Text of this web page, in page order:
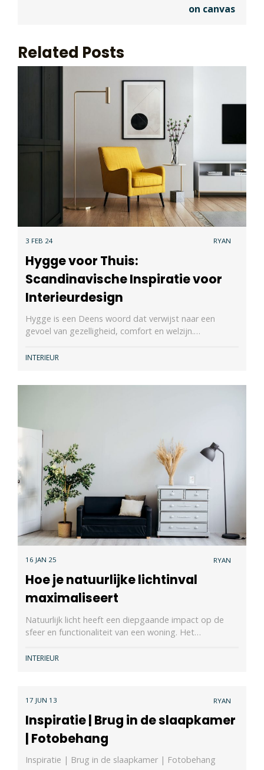
on canvas
Related Posts
3 FEB 24 RYAN
Hygge voor Thuis:
Scandinavische Inspiratie voor
Interieurdesign
Hygge is een Deens woord dat verwijst naar een
gevoel van gezelligheid, comfort en welzijn.…
INTERIEUR
16 JAN 25 RYAN
Hoe je natuurlijke lichtinval
maximaliseert
Natuurlijk licht heeft een diepgaande impact op de
sfeer en functionaliteit van een woning. Het…
INTERIEUR
17 JUN 13 RYAN
Inspiratie | Brug in de slaapkamer
| Fotobehang
Inspiratie | Brug in de slaapkamer | Fotobehang